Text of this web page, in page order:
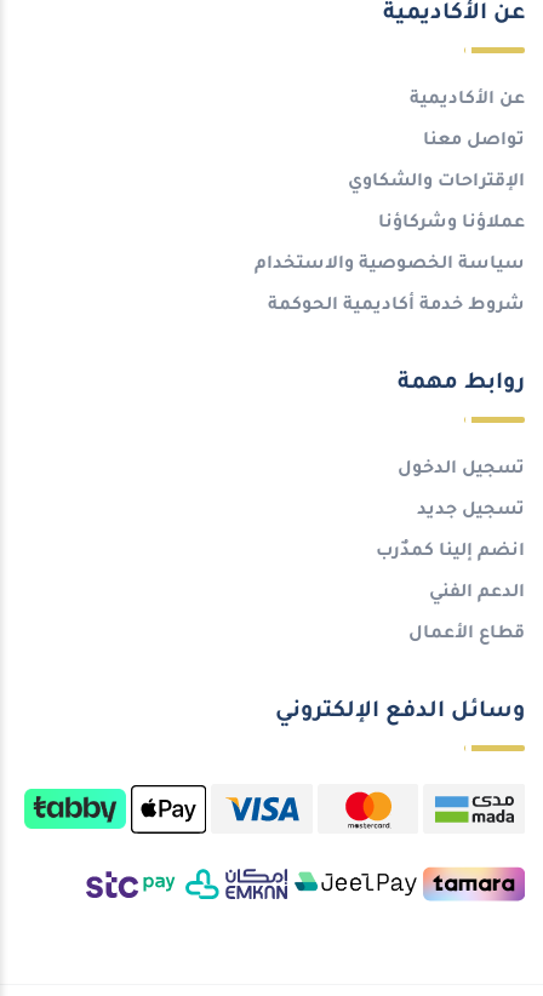
عن الأكاديمية
عن الأكاديمية
تواصل معنا
الإقتراحات والشكاوي
عملاؤنا وشركاؤنا
سياسة الخصوصية والاستخدام
شروط خدمة أكاديمية الحوكمة
روابط مهمة
تسجيل الدخول
تسجيل جديد
انضم إلينا كمدٌرب
الدعم الفني
قطاع الأعمال
وسائل الدفع الإلكتروني